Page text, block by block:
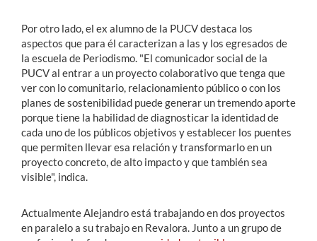
Por otro lado, el ex alumno de la PUCV destaca los
aspectos que para él caracterizan a las y los egresados de
la escuela de Periodismo. "El comunicador social de la
PUCV al entrar a un proyecto colaborativo que tenga que
ver con lo comunitario, relacionamiento público o con los
planes de sostenibilidad puede generar un tremendo aporte
porque tiene la habilidad de diagnosticar la identidad de
cada uno de los públicos objetivos y establecer los puentes
que permiten llevar esa relación y transformarlo en un
proyecto concreto, de alto impacto y que también sea
visible", indica.
Actualmente Alejandro está trabajando en dos proyectos
en paralelo a su trabajo en Revalora. Junto a un grupo de